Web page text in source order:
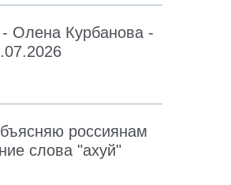
Олена Курбанова -
россиянам
слова "ахуй"